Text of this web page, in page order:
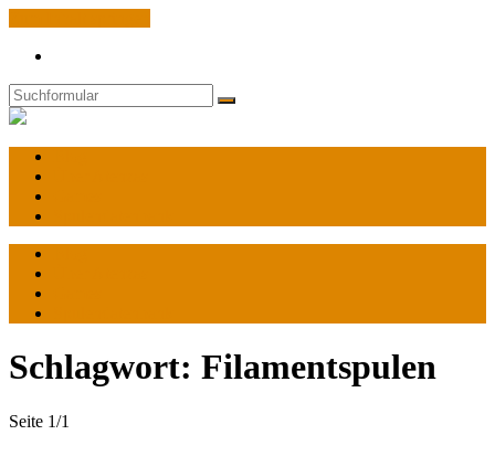
Suchen
World
Atenzas
Schlagwort: Filamentspulen
Seite 1/1